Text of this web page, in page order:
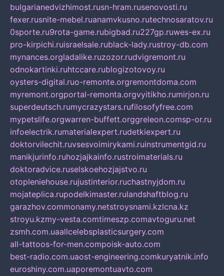
bulgarianedvizhimost.rusn-hram.rusenovosti.ru
fexer.rusnite-mebel.ruanamvkusno.rutechnosaratov.ru
0sporte.ru9rota-game.rubigbad.ru227gp.ruwes-ex.ru
pro-kirpichi.ruisraelsale.rublack-lady.rustroy-db.com
mynances.orgladalike.ruzozor.rudvigremont.ru
odnokartinki.ruhtccare.rublogizotovoy.ru
oysters-digital.ruo-remonte.orgremontdoma.com
myremont.orgportal-remonta.orgvyitikho.rumirjon.ru
superdeutsch.rumycrazystars.rufilosofyfree.com
mypetslife.orgwarren-buffett.orggreleon.comsp-or.ru
infoelectrik.rumaterialexpert.rudetkiexpert.ru
doktorvilechit.ruvsesvoimirykami.ruinstrumentgid.ru
manikjurinfo.ruhozjajkainfo.rustroimaterials.ru
doktoradvice.ruselskoehozjajstvo.ru
otopleniehouse.rujustinterior.ruchastnyjdom.ru
mojateplica.rupodelkimaster.rulandshaftblog.ru
garazhov.commonamy.netstroysnami.kzlcna.kz
stroyu.kzmy-vesta.comtimeszp.comavtoguru.net
zsmh.com.uaallcelebsplasticsurgery.com
all-tattoos-for-men.compoisk-auto.com
best-radio.com.uaost-engineering.comkuryatnik.info
euroshiny.com.uaporemontuavto.com